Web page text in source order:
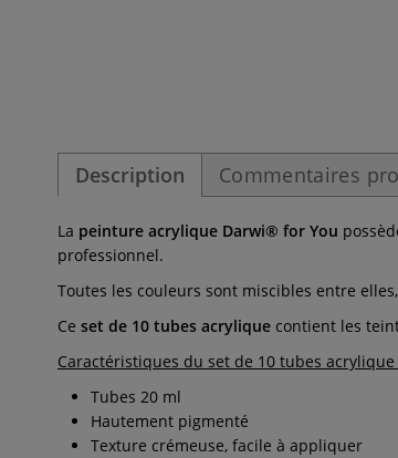
Description Commentaires
La peinture acrylique Darwi® for You
professionnel.
Toutes les couleurs sont miscibles entre
Ce set de 10 tubes acrylique contient les
Caractéristiques du set de 10 tubes
Tubes 20 ml
Hautement pigmenté
Texture crémeuse, facile à appliquer